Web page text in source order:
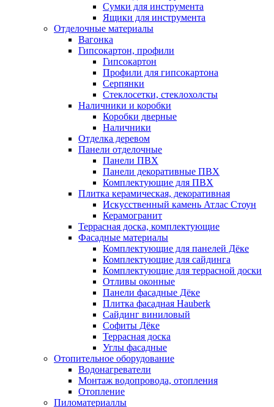
Сумки для инструмента
Ящики для инструмента
Отделочные материалы
Вагонка
Гипсокартон, профили
Гипсокартон
Профили для гипсокартона
Серпянки
Стеклосетки, стеклохолсты
Наличники и коробки
Коробки дверные
Наличники
Отделка деревом
Панели отделочные
Панели ПВХ
Панели декоративные ПВХ
Комплектующие для ПВХ
Плитка керамическая, декоративная
Искусственный камень Атлас Стоун
Керамогранит
Террасная доска, комплектующие
Фасадные материалы
Комплектующие для панелей Дёке
Комплектующие для сайдинга
Комплектующие для террасной доски
Отливы оконные
Панели фасадные Дёке
Плитка фасадная Hauberk
Сайдинг виниловый
Софиты Дёке
Террасная доска
Углы фасадные
Отопительное оборудование
Водонагреватели
Монтаж водопровода, отопления
Отопление
Пиломатериаллы